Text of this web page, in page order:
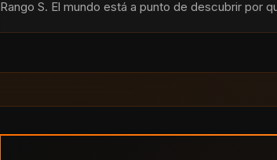
Rango S. El mundo está a punto de descubrir por